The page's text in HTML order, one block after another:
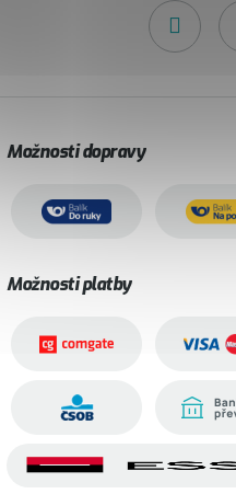
Možnosti dopravy
Možnosti platby